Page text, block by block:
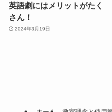
英語劇にはメリットがたく
さん！
2024年3月19日